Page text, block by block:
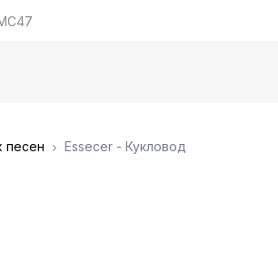
песен Essecer - Кукловод